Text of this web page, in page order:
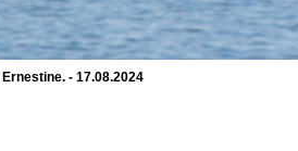
- 17.08.2024